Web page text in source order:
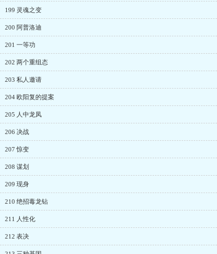
199 灵魂之变
200 阿普洛迪
201 一等功
202 两个重组态
203 私人邀请
204 欧阳复的提案
205 人中龙凤
206 决战
207 惊变
208 谋划
209 现身
210 绝招毒龙钻
211 人性化
212 表决